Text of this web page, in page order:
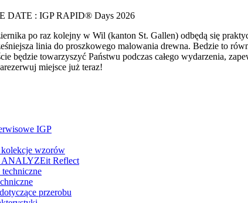
DATE : IGP RAPID® Days 2026
po raz kolejny w Wil (kanton St. Gallen) odbędą się
linia do proszkowego malowania drewna. Bedzie to
będzie towarzyszyć Państwu podczas całego wydarzenia,
miejsce już teraz!
IGP
wzorów
ANALYZEit Reflect
przerobu